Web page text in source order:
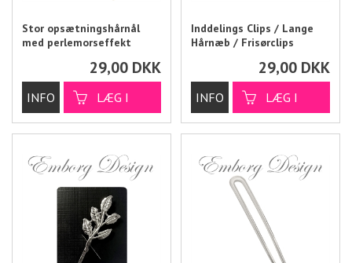
Stor opsætningshårnål
med perlemorseffekt
29,00 DKK
Inddelings Clips / Lange
Hårnæb / Frisørclips
29,00 DKK